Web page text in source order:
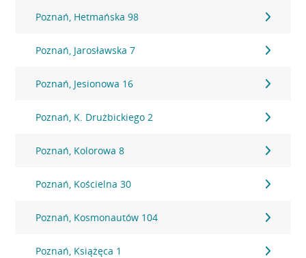
Poznań, Hetmańska 98
Poznań, Jarosławska 7
Poznań, Jesionowa 16
Poznań, K. Drużbickiego 2
Poznań, Kolorowa 8
Poznań, Kościelna 30
Poznań, Kosmonautów 104
Poznań, Książęca 1